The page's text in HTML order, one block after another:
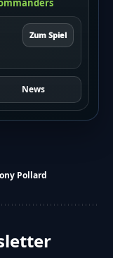
Zum Spiel
News
Pollard